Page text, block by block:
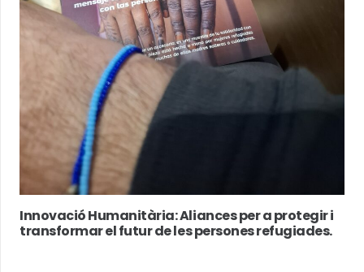
Innovació Humanitària: Aliances per a protegir i
transformar el futur de les persones refugiades.